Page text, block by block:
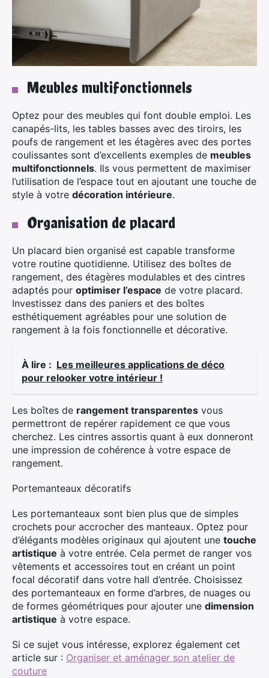
Meubles multifonctionnels
Optez pour des meubles qui font double emploi. Les
canapés-lits, les tables basses avec des tiroirs, les
poufs de rangement et les étagères avec des portes
coulissantes sont d’excellents exemples de meubles
multifonctionnels. Ils vous permettent de maximiser
l’utilisation de l’espace tout en ajoutant une touche de
style à votre décoration intérieure.
Organisation de placard
Un placard bien organisé est capable transforme
votre routine quotidienne. Utilisez des boîtes de
rangement, des étagères modulables et des cintres
adaptés pour optimiser l’espace de votre placard.
Investissez dans des paniers et des boîtes
esthétiquement agréables pour une solution de
rangement à la fois fonctionnelle et décorative.
À lire : Les meilleures applications de déco
pour relooker votre intérieur !
Les boîtes de rangement transparentes vous
permettront de repérer rapidement ce que vous
cherchez. Les cintres assortis quant à eux donneront
une impression de cohérence à votre espace de
rangement.
Portemanteaux décoratifs
Les portemanteaux sont bien plus que de simples
crochets pour accrocher des manteaux. Optez pour
d’élégants modèles originaux qui ajoutent une touche
artistique à votre entrée. Cela permet de ranger vos
vêtements et accessoires tout en créant un point
focal décoratif dans votre hall d’entrée. Choisissez
des portemanteaux en forme d’arbres, de nuages ou
de formes géométriques pour ajouter une dimension
artistique à votre espace.
Si ce sujet vous intéresse, explorez également cet
article sur : Organiser et aménager son atelier de
couture
×
Rechercher
: